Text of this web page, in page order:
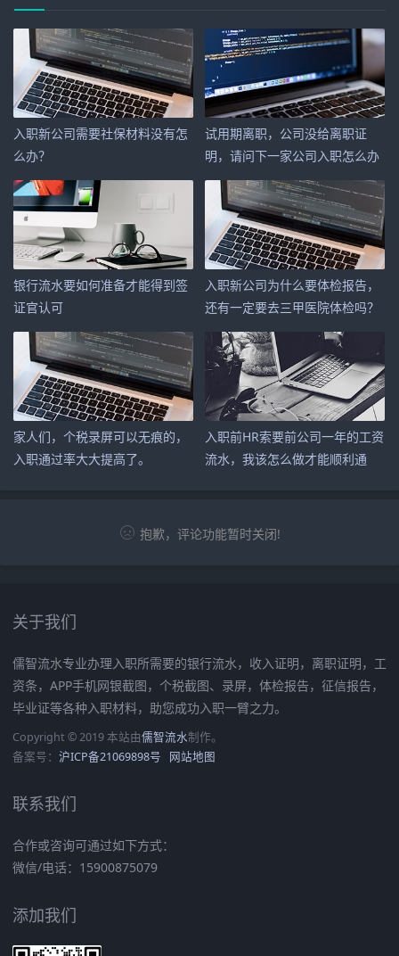
入职新公司需要社保材料没有怎
么办？
试用期离职，公司没给离职证
明，请问下一家公司入职怎么办
呢？
银行流水要如何准备才能得到签
证官认可
入职新公司为什么要体检报告，
还有一定要去三甲医院体检吗？
家人们，个税录屏可以无痕的，
入职通过率大大提高了。
入职前HR索要前公司一年的工资
流水，我该怎么做才能顺利通
抱歉，评论功能暂时关闭!
关于我们
儒智流水专业办理入职所需要的银行流水，收入证明，离职证明，工
资条，APP手机网银截图，个税截图、录屏，体检报告，征信报告，
毕业证等各种入职材料，助您成功入职一臂之力。
Copyright © 2019 本站由儒智流水制作。
备案号： 沪ICP备21069898号 网站地图
联系我们
合作或咨询可通过如下方式：
微信/电话：15900875079
添加我们